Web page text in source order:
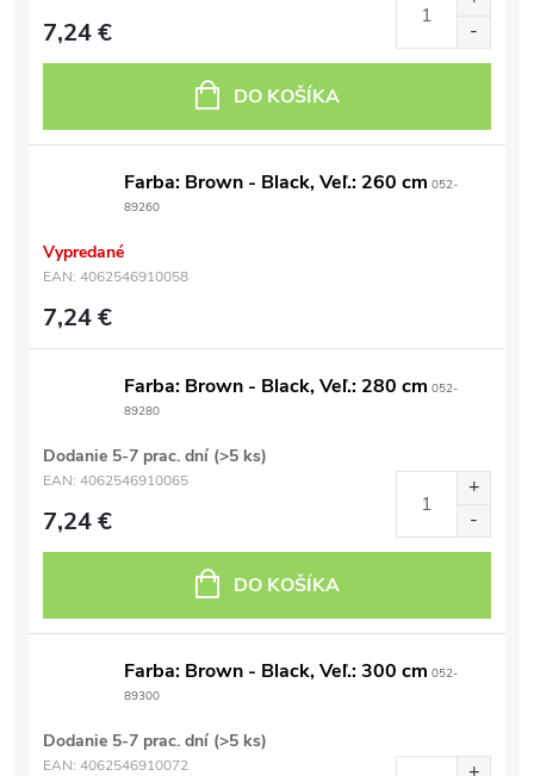
7,24 €
DO KOŠÍKA
Farba: Brown - Black, Veľ.: 260 cm 052-
89260
Vypredané
EAN: 4062546910058
7,24 €
Farba: Brown - Black, Veľ.: 280 cm 052-
89280
Dodanie 5-7 prac. dní (>5 ks)
EAN: 4062546910065
7,24 €
DO KOŠÍKA
Farba: Brown - Black, Veľ.: 300 cm 052-
89300
Dodanie 5-7 prac. dní (>5 ks)
EAN: 4062546910072